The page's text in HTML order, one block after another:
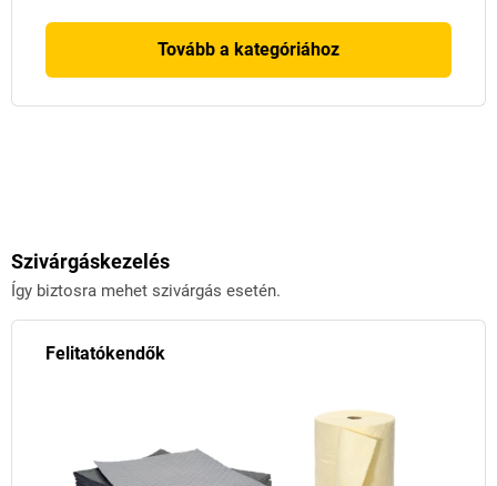
Tovább a kategóriához
Szivárgáskezelés
Így biztosra mehet szivárgás esetén.
Felitatókendők